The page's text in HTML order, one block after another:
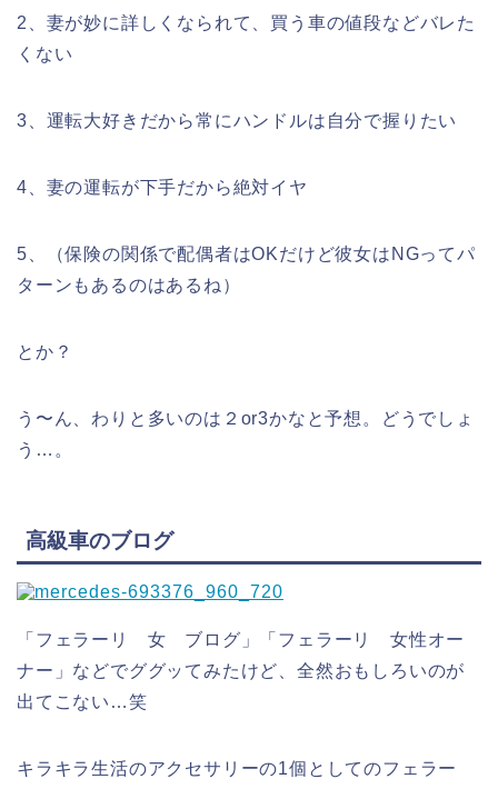
2、妻が妙に詳しくなられて、買う車の値段などバレた
くない
3、運転大好きだから常にハンドルは自分で握りたい
4、妻の運転が下手だから絶対イヤ
5、（保険の関係で配偶者はOKだけど彼女はNGってパ
ターンもあるのはあるね）
とか？
う〜ん、わりと多いのは２or3かなと予想。どうでしょ
う…。
高級車のブログ
「フェラーリ 女 ブログ」「フェラーリ 女性オー
ナー」などでググッてみたけど、全然おもしろいのが
出てこない…笑
キラキラ生活のアクセサリーの1個としてのフェラー